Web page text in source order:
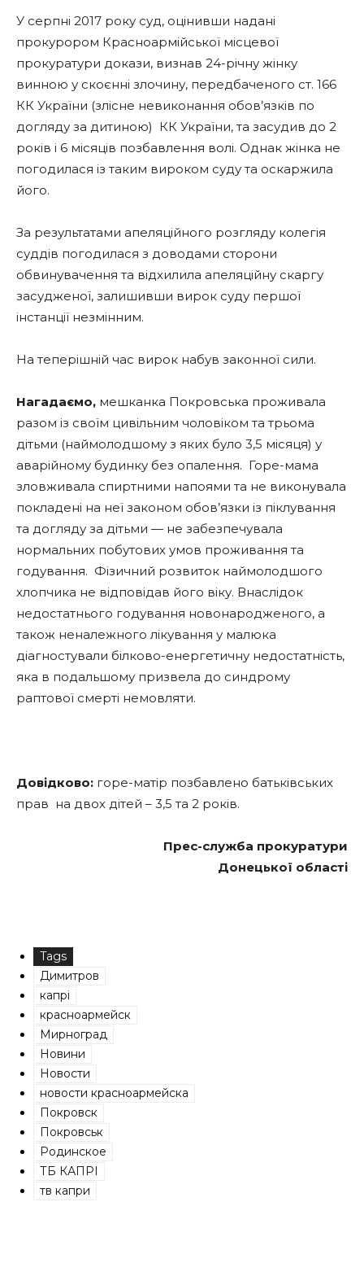
У серпні 2017 року суд, оцінивши надані
прокурором Красноармійської місцевої
прокуратури докази, визнав 24-річну жінку
винною у скоєнні злочину, передбаченого ст. 166
КК України (злісне невиконання обов’язків по
догляду за дитиною) КК України, та засудив до 2
років і 6 місяців позбавлення волі. Однак жінка не
погодилася із таким вироком суду та оскаржила
його.
За результатами апеляційного розгляду колегія
суддів погодилася з доводами сторони
обвинувачення та відхилила апеляційну скаргу
засудженої, залишивши вирок суду першої
інстанції незмінним.
На теперішній час вирок набув законної сили.
Нагадаємо, мешканка Покровська проживала
разом із своїм цивільним чоловіком та трьома
дітьми (наймолодшому з яких було 3,5 місяця) у
аварійному будинку без опалення. Горе-мама
зловживала спиртними напоями та не виконувала
покладені на неї законом обов’язки із піклування
та догляду за дітьми — не забезпечувала
нормальних побутових умов проживання та
годування. Фізичний розвиток наймолодшого
хлопчика не відповідав його віку. Внаслідок
недостатнього годування новонародженого, а
також неналежного лікування у малюка
діагностували білково-енергетичну недостатність,
яка в подальшому призвела до синдрому
раптової смерті немовляти.
Довідково: горе-матір позбавлено батьківських
прав на двох дітей – 3,5 та 2 років.
Прес-служба прокуратури
Донецької області
Tags
Димитров
капрі
красноармейск
Мирноград
Новини
Новости
новости красноармейска
Покровск
Покровськ
Родинское
ТБ КАПРІ
тв капри